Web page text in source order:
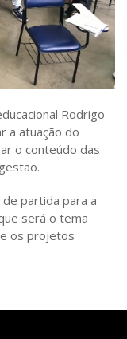
Rodrigo
a atuação do
o conteúdo das
partida para a
será o tema
os projetos